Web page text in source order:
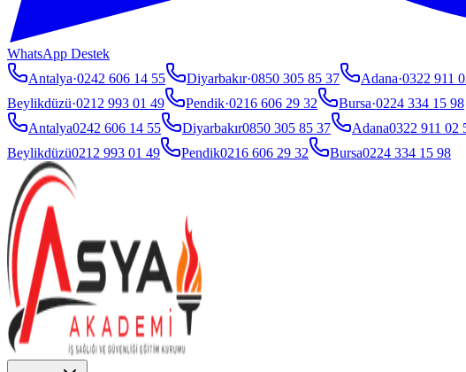
WhatsApp Destek
Antalya·0242 606 14 55 Diyarbakır·0850 305 85 37 Adana·0322 911
Beylikdüzü·0212 993 01 49 Pendik·0216 606 29 32 Bursa·0224 334 15 98
Antalya0242 606 14 55 Diyarbakır0850 305 85 37 Adana0322 911 02
Beylikdüzü0212 993 01 49 Pendik0216 606 29 32 Bursa0224 334 15 98